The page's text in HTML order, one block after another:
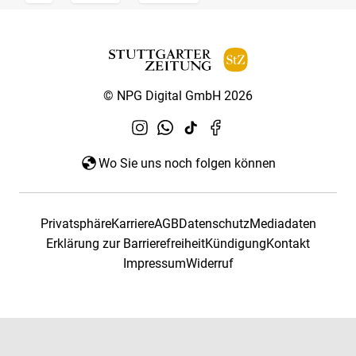
© NPG Digital GmbH 2026
Wo Sie uns noch folgen können
PrivatsphäreKarriereAGBDatenschutzMediadaten
Erklärung zur BarrierefreiheitKündigungKontakt
ImpressumWiderruf